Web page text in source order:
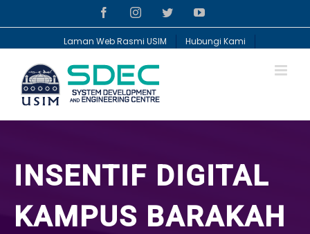
FacebookInstagramTwitterYouTube
Laman Web Rasmi USIM Hubungi Kami
INSENTIF DIGITAL
KAMPUS BARAKAH